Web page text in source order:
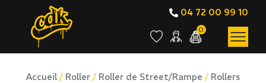
04 72 00 99 10
0
Accueil / Roller / Roller de Street/Rampe / Rollers